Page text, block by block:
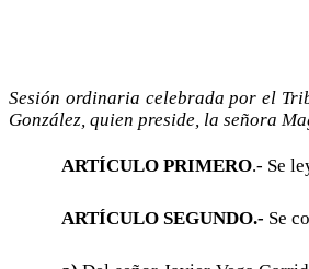
Sesión ordinaria celebrada por el
González, quien preside, la señora
ARTÍCULO PRIMERO.- Se
ARTÍCULO SEGUNDO.- Se